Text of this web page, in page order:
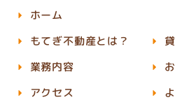
ホーム
もてぎ不動産とは？
業務内容
アクセス